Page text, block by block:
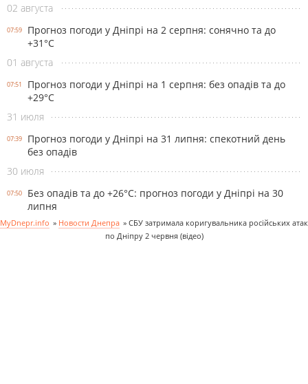
02 августа
07:59
Прогноз погоди у Дніпрі на 2 серпня: сонячно та до
+31°С
01 августа
07:51
Прогноз погоди у Дніпрі на 1 серпня: без опадів та до
+29°С
31 июля
07:39
Прогноз погоди у Дніпрі на 31 липня: спекотний день
без опадів
30 июля
07:50
Без опадів та до +26°С: прогноз погоди у Дніпрі на 30
липня
MyDnepr.info » Новости Днепра » СБУ затримала коригувальника російських атак
по Дніпру 2 червня (відео)